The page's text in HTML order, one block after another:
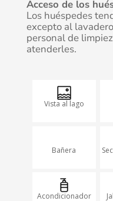
Acceso de los
Los huéspedes
excepto al
personal de
atenderles.
Vista al lago
Bañera
Acondicionador